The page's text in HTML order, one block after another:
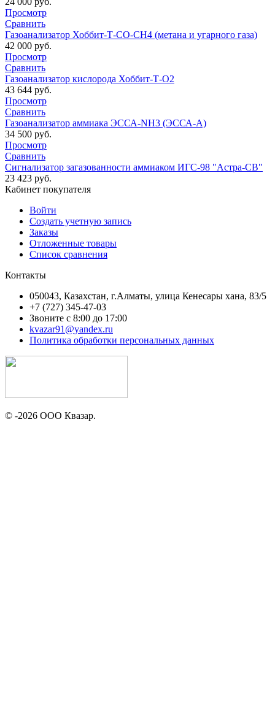
Кабинет покупателя
Войти
Создать учетную запись
Заказы
Отложенные товары
Список сравнения
Контакты
050043, Казахстан, г.Алматы, улица Кенесары хана, 83/5
+7 (727) 345-47-03
Звоните с 8:00 до 17:00
kvazar91@yandex.ru
Политика обработки персональных данных
© -2026 ООО Квазар.